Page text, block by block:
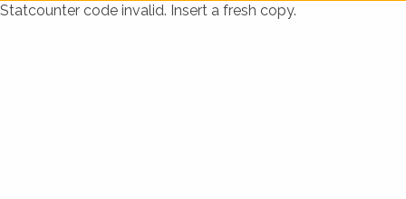
Statcounter code invalid. Insert a fresh copy.